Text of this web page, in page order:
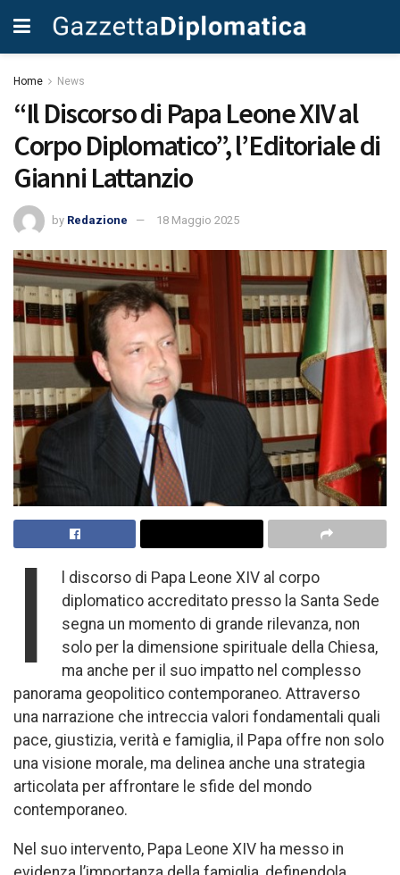
Home News
“Il Discorso di Papa Leone XIV al
Corpo Diplomatico”, l’Editoriale di
Gianni Lattanzio
by Redazione 18 Maggio 2025
I
l discorso di Papa Leone XIV al corpo
diplomatico accreditato presso la Santa Sede
segna un momento di grande rilevanza, non
solo per la dimensione spirituale della Chiesa,
ma anche per il suo impatto nel complesso
panorama geopolitico contemporaneo. Attraverso
una narrazione che intreccia valori fondamentali quali
pace, giustizia, verità e famiglia, il Papa offre non solo
una visione morale, ma delinea anche una strategia
articolata per affrontare le sfide del mondo
contemporaneo.
Nel suo intervento, Papa Leone XIV ha messo in